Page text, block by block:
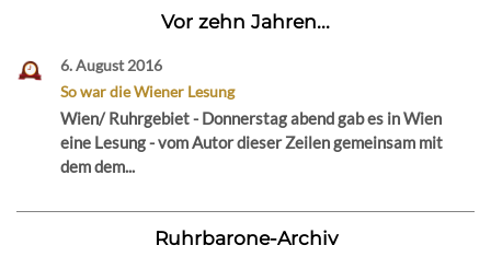
Vor zehn Jahren...
6. August 2016
So war die Wiener Lesung
Wien/ Ruhrgebiet - Donnerstag abend gab es in Wien
eine Lesung - vom Autor dieser Zeilen gemeinsam mit
dem dem...
Ruhrbarone-Archiv